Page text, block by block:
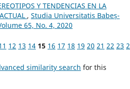
Y TENDENCIAS EN LA
, Studia Universitatis Babeș-
65, No. 4, 2020
12 13 14 15 16 17 18 19 20 21 22 23
similarity search for this